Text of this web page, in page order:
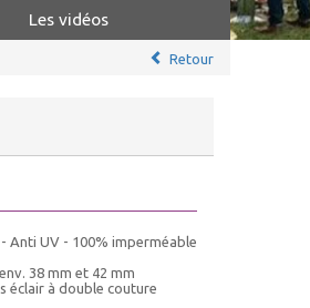
Les vidéos
Retour
Anti UV - 100% imperméable
38 mm et 42 mm
éclair à double couture